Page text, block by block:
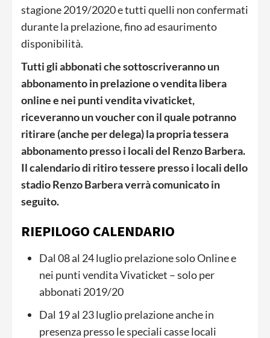
stagione 2019/2020 e tutti quelli non confermati
durante la prelazione, fino ad esaurimento
disponibilità.
Tutti gli abbonati che sottoscriveranno un
abbonamento in prelazione o vendita libera
online e nei punti vendita vivaticket,
riceveranno un voucher con il quale potranno
ritirare (anche per delega) la propria tessera
abbonamento presso i locali del Renzo Barbera.
Il calendario di ritiro tessere presso i locali dello
stadio Renzo Barbera verrà comunicato in
seguito.
RIEPILOGO CALENDARIO
Dal 08 al 24 luglio prelazione solo Online e
nei punti vendita Vivaticket – solo per
abbonati 2019/20
Dal 19 al 23 luglio prelazione anche in
presenza presso le speciali casse locali